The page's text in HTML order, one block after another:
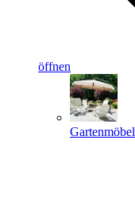
öffnen
Gartenmöbel